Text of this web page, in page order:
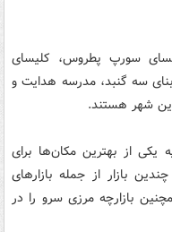
سورپ پطروس، کلیسای
بنای سه گنبد، مدرسه هدایت و
شهر هستند.
یکی از بهترین مکان‌ها برای
بازار از جمله بازارهای
بازارچه مرزی سرو را در